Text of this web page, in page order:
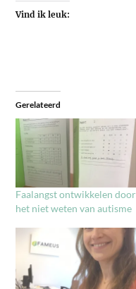
Vind ik leuk:
Gerelateerd
Faalangst ontwikkelen door
het niet weten van autisme